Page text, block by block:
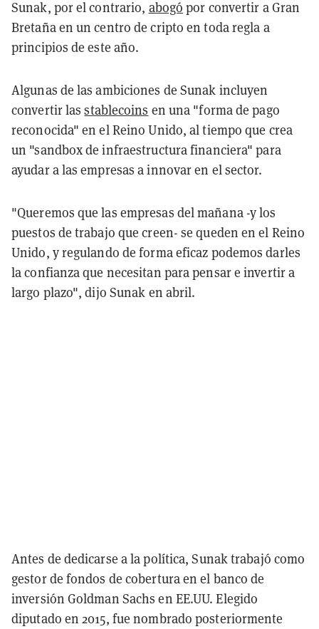
Sunak, por el contrario, abogó por convertir a Gran
Bretaña en un centro de cripto en toda regla a
principios de este año.
Algunas de las ambiciones de Sunak incluyen
convertir lasstablecoins en una "forma de pago
reconocida" en el Reino Unido, al tiempo que crea
un "sandbox de infraestructura financiera" para
ayudar a las empresas a innovar en el sector.
"Queremos que las empresas del mañana -y los
puestos de trabajo que creen- se queden en el Reino
Unido, y regulando de forma eficaz podemos darles
la confianza que necesitan para pensar e invertir a
largo plazo", dijo Sunak en abril.
Antes de dedicarse a la política, Sunak trabajó como
gestor de fondos de cobertura en el banco de
inversión Goldman Sachs en EE.UU. Elegido
diputado en 2015, fue nombrado posteriormente